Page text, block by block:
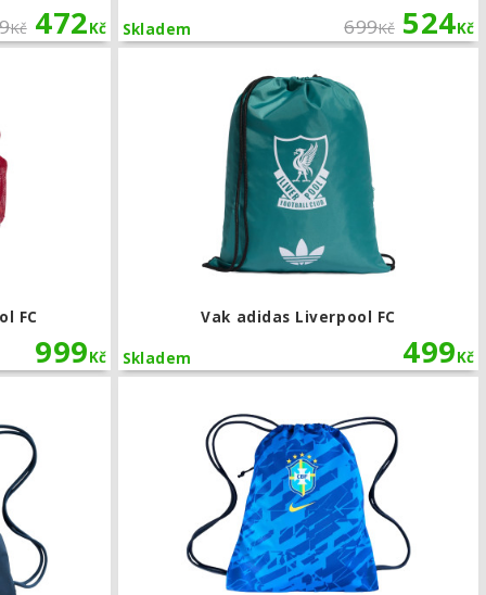
Kč 472Kč 699Kč 524Kč
Skladem
FC
999Kč
Vak adidas Liverpool FC
499Kč
Skladem